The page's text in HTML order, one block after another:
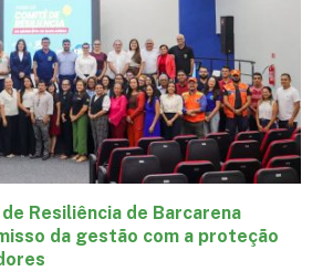
Resiliência de Barcarena
da gestão com a proteção